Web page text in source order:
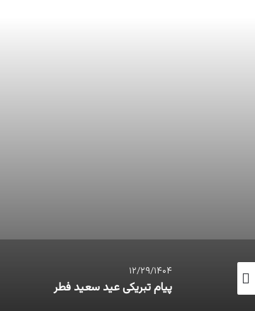
۱۲/۲۹/۱۴۰۴
پیام تبریکی عید سعید فطر